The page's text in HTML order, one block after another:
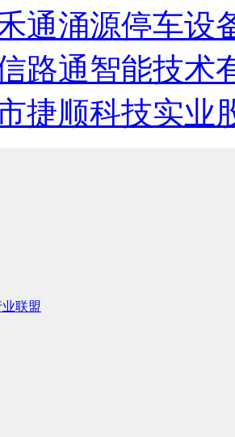
禾通涌源停车设
路通智能技术
捷顺科技实业
联盟